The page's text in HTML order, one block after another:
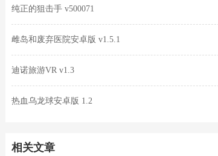
纯正的狙击手 v500071
雌岛和废弃医院安卓版 v1.5.1
迪诺旅游VR v1.3
热血乌龙球安卓版 1.2
相关文章